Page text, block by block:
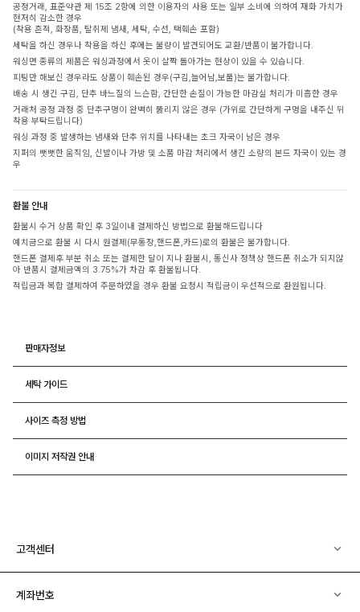
공정거래, 표준약관 제 15조 2항에 의한 이용자의 사용 또는 일부 소비에 의하여 재화 가치가
현저히 감소한 경우
(착용 흔적, 화장품, 탈취제 냄새, 세탁, 수선, 택훼손 포함)
세탁을 하신 경우나 착용을 하신 후에는 불량이 발견되어도 교환/반품이 불가합니다.
워싱면 종류의 제품은 워싱과정에서 옷이 살짝 돌아가는 현상이 있을 수 있습니다.
피팅만 해보신 경우라도 상품이 훼손된 경우(구김,늘어남,보풀)는 불가합니다.
배송 시 생긴 구김, 단추 바느질의 느슨함, 간단한 손질이 가능한 마감실 처리가 미흡한 경우
거래처 공정 과정 중 단추구멍이 완벽히 뚫리지 않은 경우 (가위로 간단하게 구멍을 내주신 뒤
착용 부탁드립니다)
워싱 과정 중 발생하는 냄새와 단추 위치를 나타내는 초크 자국이 남은 경우
지퍼의 뻣뻣한 움직임, 신발이나 가방 및 소품 마감 처리에서 생긴 소량의 본드 자국이 있는 경
우
환불 안내
환불시 수거 상품 확인 후 3일이내 결제하신 방법으로 환불해드립니다
예치금으로 환불 시 다시 원결제(무통장,핸드폰,카드)로의 환불은 불가합니다.
핸드폰 결제후 부분 취소 또는 결제한 달이 지나 환불시, 통신사 정책상 핸드폰 취소가 되지않
아 반품시 결제금액의 3.75%가 차감 후 환불됩니다.
적립금과 복합 결제하여 주문하였을 경우 환불 요청시 적립금이 우선적으로 환원됩니다.
판매자정보
세탁 가이드
사이즈 측정 방법
이미지 저작권 안내
고객센터
계좌번호